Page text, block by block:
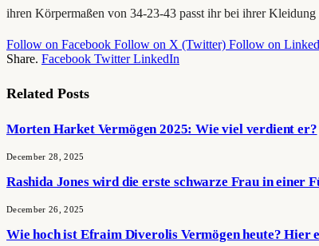
ihren Körpermaßen von 34-23-43 passt ihr bei ihrer
Follow on Facebook Follow on X (Twitter) Follow on
Share. Facebook Twitter LinkedIn
Related Posts
Morten Harket Vermögen 2025: Wie viel verdient er?
December 28, 2025
Rashida Jones wird die erste schwarze Frau in einer
December 26, 2025
Wie hoch ist Efraim Diverolis Vermögen heute? Hier